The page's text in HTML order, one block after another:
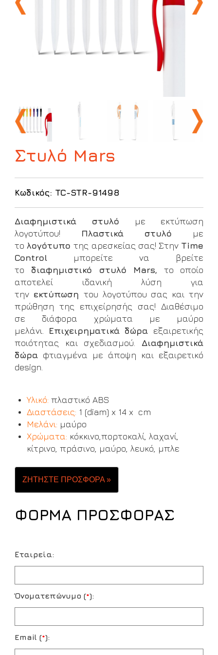
Στυλό Mars
Κωδικός: TC-STR-91498
Διαφημιστικά στυλό με εκτύπωση
λογοτύπου!
Πλαστικά στυλό με
τολογότυποτης αρεσκείας σας! Στην Τime
Control μπορείτε να βρείτε
το διαφημιστικό στυλό Mars, το οποίο
αποτελεί ιδανική λύση για
την εκτύπωση του λογοτύπου σας και την
πρώθηση της επιχείρησής σας! Διαθέσιμο
σε διάφορα χρώματα με μαύρο
μελάνι.
Επιχειρηματικά δώρα εξαιρετικής
ποιότητας και σχεδιασμού. Διαφημιστικά
δώρα φτιαγμένα με άποψη και εξαιρετικό
design.
Υλικό: πλαστικό ABS
Διαστάσεις: 1 (diam) x 14 x cm
Μελάνι: μαύρο
Χρώματα: κόκκινο,πορτοκαλί, λαχανί,
κίτρινο, πράσινο, μαύρο, λευκό, μπλε
ΖΗΤΗΣΤΕ ΠΡΟΣΦΟΡΑ »
ΦΟΡΜΑ ΠΡΟΣΦΟΡΑΣ
Εταιρεία:
Όνοματεπώνυμο (*):
Email (*):